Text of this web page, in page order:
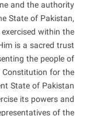
and the authority
State of Pakistan,
within the
is a sacred trust;
the people of
for the
State of Pakistan;
its powers and